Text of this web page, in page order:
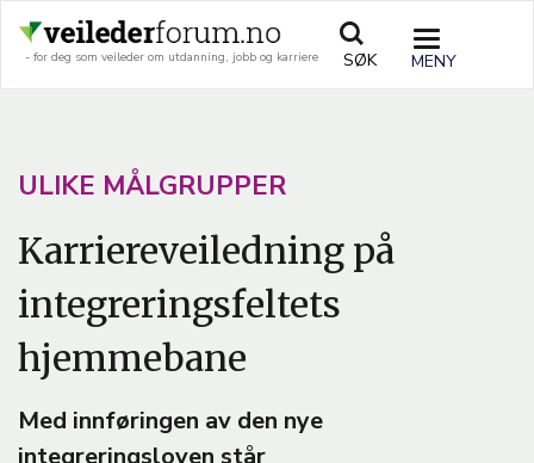
hovedinnhold
- for deg som veileder om utdanning, jobb og karriere SØK
A
T
I
C
L
E
ULIKE MÅLGRUPPER
Karriereveiledning på
integreringsfeltets
hjemmebane
Med innføringen av den nye
integreringsloven står